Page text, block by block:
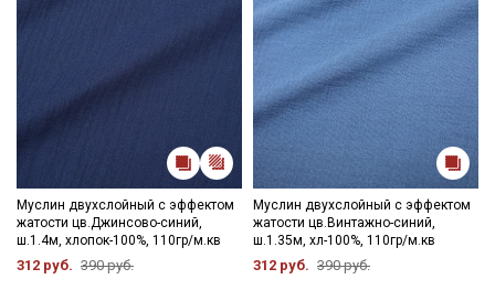
Муслин двухслойный с эффектом
жатости цв.Джинсово-синий,
ш.1.4м, хлопок-100%, 110гр/м.кв
312 руб. 390 руб.
Муслин двухслойный с эффектом
жатости цв.Винтажно-синий,
ш.1.35м, хл-100%, 110гр/м.кв
312 руб. 390 руб.